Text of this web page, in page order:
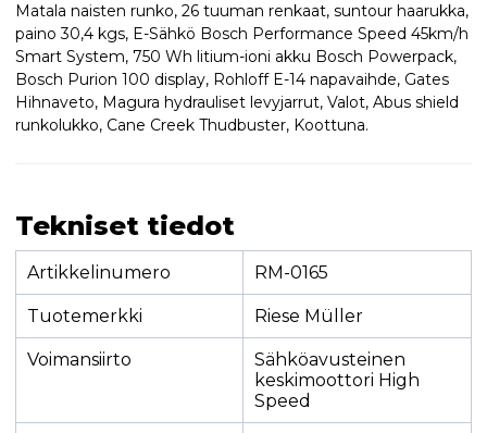
Matala naisten runko, 26 tuuman renkaat, suntour haarukka,
paino 30,4 kgs, E-Sähkö Bosch Performance Speed 45km/h
Smart System, 750 Wh litium-ioni akku Bosch Powerpack,
Bosch Purion 100 display, Rohloff E-14 napavaihde, Gates
Hihnaveto, Magura hydrauliset levyjarrut, Valot, Abus shield
runkolukko, Cane Creek Thudbuster, Koottuna.
Tekniset tiedot
Artikkelinumero RM-0165
Tuotemerkki Riese Müller
Voimansiirto
Sähköavusteinen
keskimoottori High
Speed